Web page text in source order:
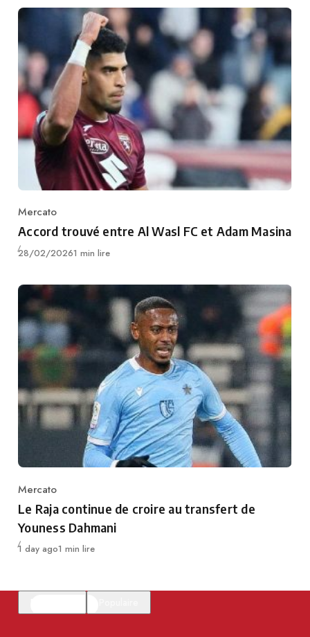
Category
Mercato
Accord trouvé entre Al Wasl FC et Adam Masina
Publié
28/02/20261 min lire
Category
Mercato
Le Raja continue de croire au transfert de
Youness Dahmani
Publié
1 day ago1 min lire